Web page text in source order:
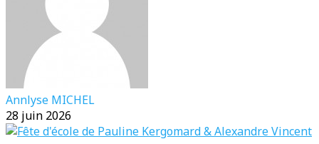
Annlyse MICHEL
28 juin 2026